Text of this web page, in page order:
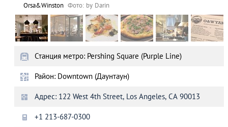
Orsa&Winston Фото: by Darin
Станция метро: Pershing Square (Purple Line)
Район: Downtown (Даунтаун)
Адрес: 122 West 4th Street, Los Angeles, CA 90013
+1 213-687-0300